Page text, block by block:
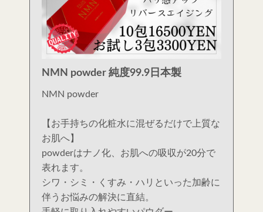
NMN powder 純度99.9日本製
NMN powder
【お手持ちの化粧水に混ぜるだけで上質な
お肌へ】
powderはナノ化、お肌への吸収が20分で
表れます。
シワ・シミ・くすみ・ハリといった加齢に
伴うお悩みの解決に直結。